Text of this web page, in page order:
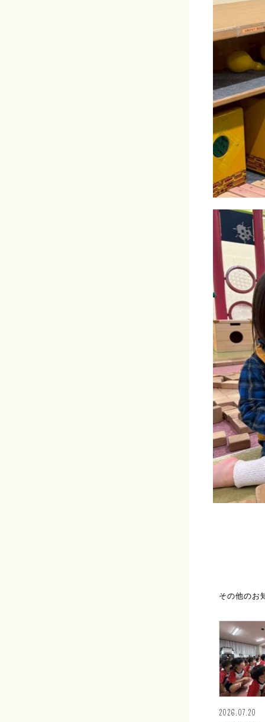
その他のお
2026.07.20